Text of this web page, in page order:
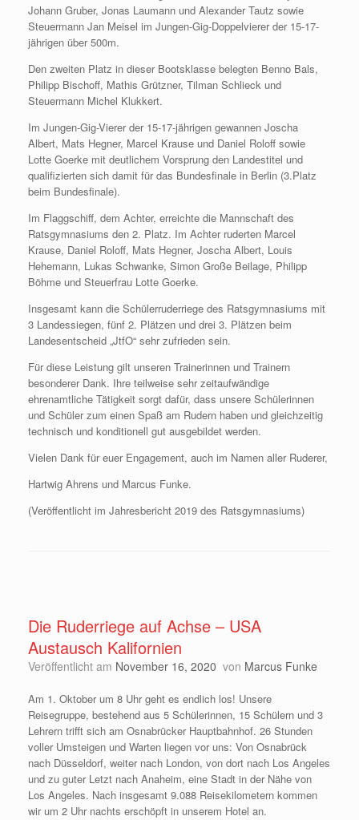
Johann Gruber, Jonas Laumann und Alexander Tautz sowie
Steuermann Jan Meisel im Jungen-Gig-Doppelvierer der 15-17-
jährigen über 500m.
Den zweiten Platz in dieser Bootsklasse belegten Benno Bals,
Philipp Bischoff, Mathis Grützner, Tilman Schlieck und
Steuermann Michel Klukkert.
Im Jungen-Gig-Vierer der 15-17-jährigen gewannen Joscha
Albert, Mats Hegner, Marcel Krause und Daniel Roloff sowie
Lotte Goerke mit deutlichem Vorsprung den Landestitel und
qualifizierten sich damit für das Bundesfinale in Berlin (3.Platz
beim Bundesfinale).
Im Flaggschiff, dem Achter, erreichte die Mannschaft des
Ratsgymnasiums den 2. Platz. Im Achter ruderten Marcel
Krause, Daniel Roloff, Mats Hegner, Joscha Albert, Louis
Hehemann, Lukas Schwanke, Simon Große Beilage, Philipp
Böhme und Steuerfrau Lotte Goerke.
Insgesamt kann die Schülerruderriege des Ratsgymnasiums mit
3 Landessiegen, fünf 2. Plätzen und drei 3. Plätzen beim
Landesentscheid „JtfO“ sehr zufrieden sein.
Für diese Leistung gilt unseren Trainerinnen und Trainern
besonderer Dank. Ihre teilweise sehr zeitaufwändige
ehrenamtliche Tätigkeit sorgt dafür, dass unsere Schülerinnen
und Schüler zum einen Spaß am Rudern haben und gleichzeitig
technisch und konditionell gut ausgebildet werden.
Vielen Dank für euer Engagement, auch im Namen aller Ruderer,
Hartwig Ahrens und Marcus Funke.
(Veröffentlicht im Jahresbericht 2019 des Ratsgymnasiums)
Die Ruderriege auf Achse – USA
Austausch Kalifornien
Veröffentlicht am November 16, 2020 von Marcus Funke
Am 1. Oktober um 8 Uhr geht es endlich los! Unsere
Reisegruppe, bestehend aus 5 Schülerinnen, 15 Schülern und 3
Lehrern trifft sich am Osnabrücker Hauptbahnhof. 26 Stunden
voller Umsteigen und Warten liegen vor uns: Von Osnabrück
nach Düsseldorf, weiter nach London, von dort nach Los Angeles
und zu guter Letzt nach Anaheim, eine Stadt in der Nähe von
Los Angeles. Nach insgesamt 9.088 Reisekilometern kommen
wir um 2 Uhr nachts erschöpft in unserem Hotel an.